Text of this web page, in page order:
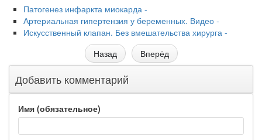
Патогенез инфаркта миокарда -
Артериальная гипертензия у беременных. Видео -
Искусственный клапан. Без вмешательства хирурга -
Назад
Вперёд
Добавить комментарий
Имя (обязательное)